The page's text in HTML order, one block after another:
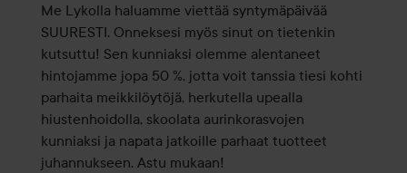
Me Lykolla haluamme viettää syntymäpäivää
SUURESTI. Onneksesi myös sinut on tietenkin
kutsuttu! Sen kunniaksi olemme alentaneet
hintojamme jopa 50 %, jotta voit tanssia tiesi kohti
parhaita meikkilöytöjä, herkutella upealla
hiustenhoidolla, skoolata aurinkorasvojen
kunniaksi ja napata jatkoille parhaat tuotteet
juhannukseen. Astu mukaan!